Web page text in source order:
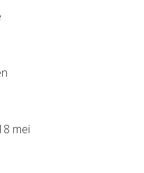
mei